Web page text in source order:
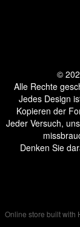
©
Alle Rechte
Jedes Design
Kopieren der
Jeder Versuch,
Denken Sie
Online store built with